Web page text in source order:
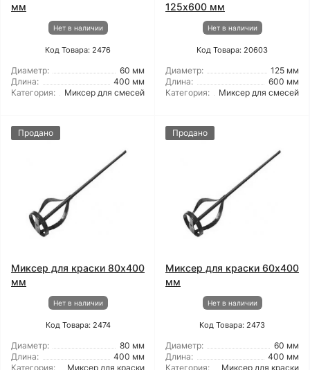
мм
Нет в наличии
Код Товара: 2476
Диаметр:
60 мм
Длина:
400 мм
Категория:
Миксер для смесей
125x600 мм
Нет в наличии
Код Товара: 20603
Диаметр:
125 мм
Длина:
600 мм
Категория:
Миксер для смесей
Продано
Миксер для краски 80x400
мм
Нет в наличии
Код Товара: 2474
Диаметр:
80 мм
Длина:
400 мм
Категория:
Миксер для краски
Продано
Миксер для краски 60x400
мм
Нет в наличии
Код Товара: 2473
Диаметр:
60 мм
Длина:
400 мм
Категория:
Миксер для краски